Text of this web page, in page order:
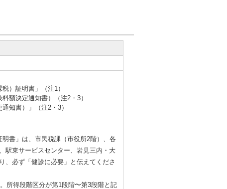
）証明書」（注1）
額決定通知書）（注2・3）
知書）」（注2・3）
書」は、市民税課（市役所2階）、各
駅東サービスセンター、岩見三内・大
、必ず「健診に必要」と伝えてくださ
所得段階区分が第1段階〜第3段階と記